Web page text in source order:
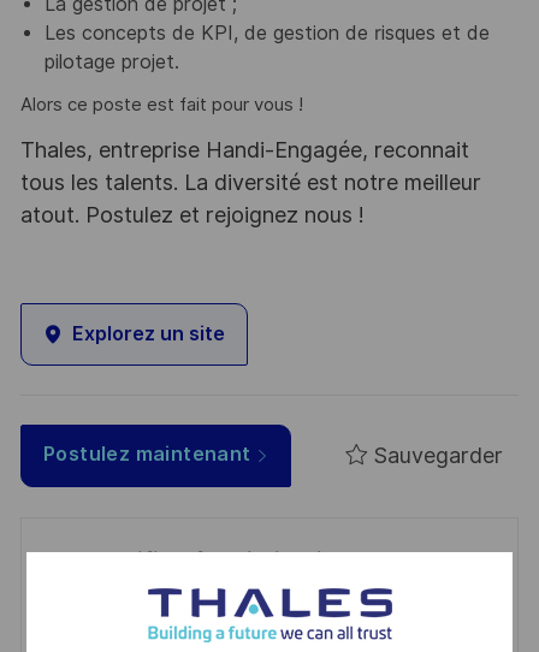
La gestion de projet ;
Les concepts de KPI, de gestion de risques et de
pilotage projet.
Alors ce poste est fait pour vous !
Thales, entreprise Handi-Engagée, reconnait
tous les talents. La diversité est notre meilleur
atout. Postulez et rejoignez nous !
Explorez un site
Postulez maintenant Sauvegarder
Get notified for similar jobs
You'll receive updates once a week